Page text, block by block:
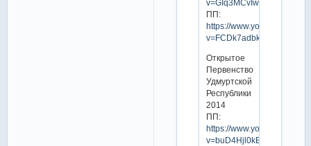
v=GIq3MCvIwMY
ПП:
https://www.youtube.com/
v=FCDk7adbkfI
Открытое
Первенство
Удмуртской
Республики
2014
ПП:
https://www.youtube.com/
v=buD4Hjl0kEQ